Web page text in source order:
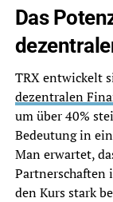
Das
TRX entwickelt
dezentralen
um über 40%
Bedeutung in
Man erwartet,
Partnerschaften
den Kurs stark